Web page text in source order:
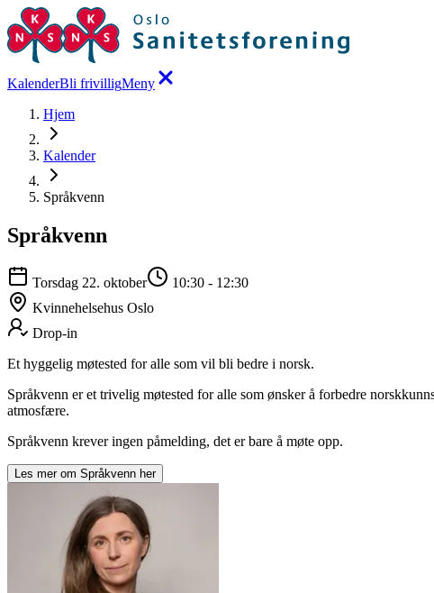
KalenderBli frivilligMeny
Hjem
Kalender
Språkvenn
Språkvenn
Torsdag 22. oktober 10:30 - 12:30
Kvinnehelsehus Oslo
Drop-in
Et hyggelig møtested for alle som vil bli bedre i norsk.
Språkvenn er et trivelig møtested for alle som ønsker å forbedre
atmosfære.
Språkvenn krever ingen påmelding, det er bare å møte opp.
Les mer om Språkvenn her